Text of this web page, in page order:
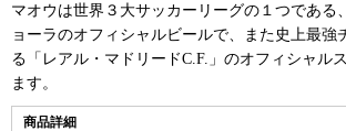
マオウは世界３大サッカーリーグの１つである
ョーラのオフィシャルビールで、また史上最強
る「レアル・マドリードC.F.」のオフィシャル
ます。
商品詳細